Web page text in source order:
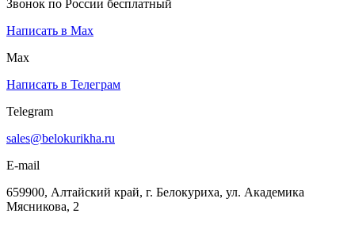
Звонок по России бесплатный
Написать в Max
Max
Написать в Телеграм
Telegram
sales@belokurikha.ru
E-mail
659900, Алтайский край, г. Белокуриха, ул. Академика
Мясникова, 2